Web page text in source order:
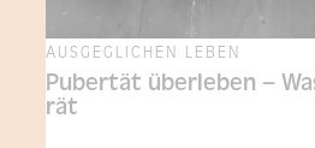
AUSGEGLICHEN LEBEN
Pubertät überleben –
rät